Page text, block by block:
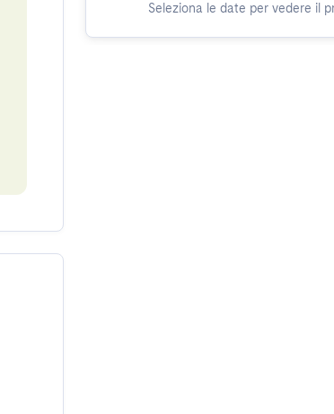
Seleziona le date per vedere il